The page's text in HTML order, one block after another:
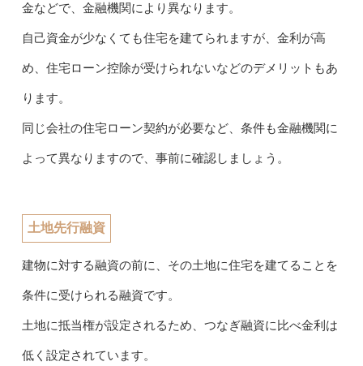
金などで、金融機関により異なります。
自己資金が少なくても住宅を建てられますが、金利が高
め、住宅ローン控除が受けられないなどのデメリットもあ
ります。
同じ会社の住宅ローン契約が必要など、条件も金融機関に
よって異なりますので、事前に確認しましょう。
土地先行融資
建物に対する融資の前に、その土地に住宅を建てることを
条件に受けられる融資です。
土地に抵当権が設定されるため、つなぎ融資に比べ金利は
低く設定されています。